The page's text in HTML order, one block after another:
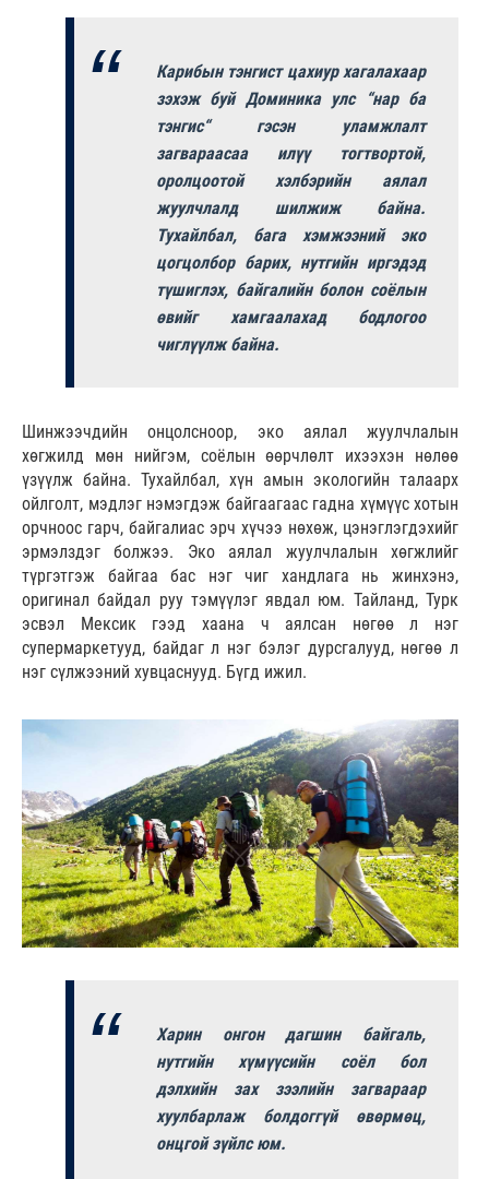
Карибын тэнгист цахиур хагалахаар
зэхэж буй Доминика улс “нар ба
тэнгис“ гэсэн уламжлалт
загвараасаа илүү тогтвортой,
оролцоотой хэлбэрийн аялал
жуулчлалд шилжиж байна.
Тухайлбал, бага хэмжээний эко
цогцолбор барих, нутгийн иргэдэд
түшиглэх, байгалийн болон соёлын
өвийг хамгаалахад бодлогоо
чиглүүлж байна.
Шинжээчдийн онцолсноор, эко аялал жуулчлалын
хөгжилд мөн нийгэм, соёлын өөрчлөлт ихээхэн нөлөө
үзүүлж байна. Тухайлбал, хүн амын экологийн талаарх
ойлголт, мэдлэг нэмэгдэж байгаагаас гадна хүмүүс хотын
орчноос гарч, байгалиас эрч хүчээ нөхөж, цэнэглэгдэхийг
эрмэлздэг болжээ. Эко аялал жуулчлалын хөгжлийг
түргэтгэж байгаа бас нэг чиг хандлага нь жинхэнэ,
оригинал байдал руу тэмүүлэг явдал юм. Тайланд, Турк
эсвэл Мексик гээд хаана ч аялсан нөгөө л нэг
супермаркетууд, байдаг л нэг бэлэг дурсгалууд, нөгөө л
нэг сүлжээний хувцаснууд. Бүгд ижил.
Харин онгон дагшин байгаль,
нутгийн хүмүүсийн соёл бол
дэлхийн зах зээлийн загвараар
хуулбарлаж болдоггүй өвөрмөц,
онцгой зүйлс юм.